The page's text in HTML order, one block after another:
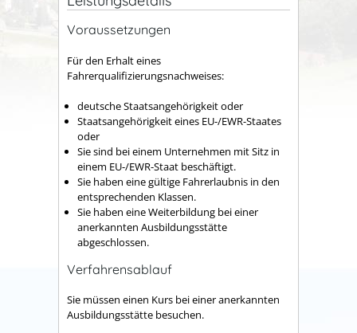
Voraussetzungen
Für den Erhalt eines
Fahrerqualifizierungsnachweises:
deutsche Staatsangehörigkeit oder
Staatsangehörigkeit eines EU-/EWR-Staates
oder
Sie sind bei einem Unternehmen mit Sitz in
einem EU-/EWR-Staat beschäftigt.
Sie haben eine gültige Fahrerlaubnis in den
entsprechenden Klassen.
Sie haben eine Weiterbildung bei einer
anerkannten Ausbildungsstätte
abgeschlossen.
Verfahrensablauf
Sie müssen einen Kurs bei einer anerkannten
Ausbildungsstätte besuchen.